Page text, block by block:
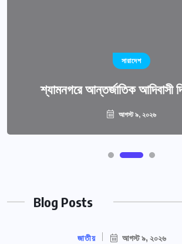
সারাদেশ
শ্যামনগরে আন্তর্জাতিক আদিবাসী
আগস্ট ৯, ২০২৬
Blog Posts
জাতীয় আগস্ট ৯, ২০২৬